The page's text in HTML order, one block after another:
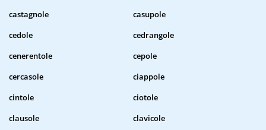
castagnole
casupole
cedole
cedrangole
cenerentole
cepole
cercasole
ciappole
cintole
ciotole
clausole
clavicole